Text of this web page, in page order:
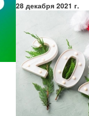
28 декабря 2021 г.